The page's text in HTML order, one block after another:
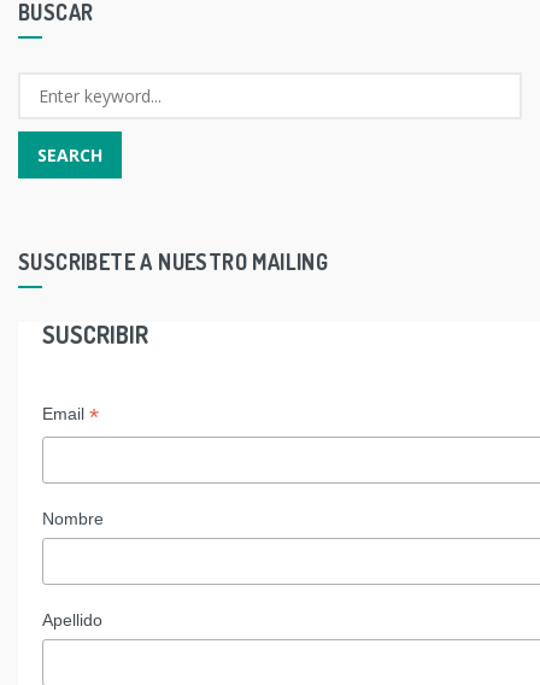
BUSCAR
SUSCRIBETE A NUESTRO MAILING
SUSCRIBIR
Email *
Nombre
Apellido